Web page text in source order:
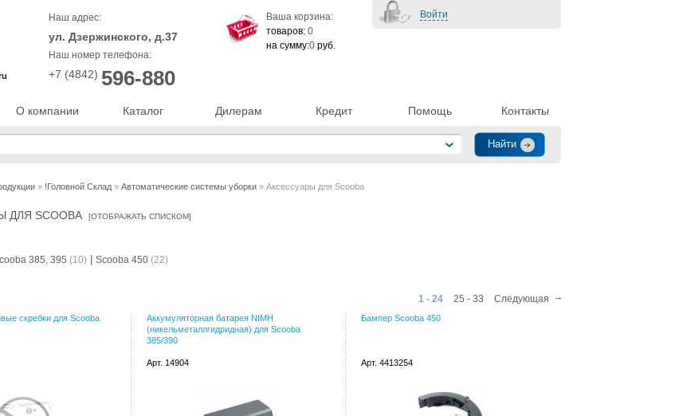
О компании Каталог Дилерам Кредит Помощь Контакты
Наш адрес:
ул. Дзержинского, д.37
Наш номер телефона:
+7 (4842) 596-880
Войти
Ваша корзина:
товаров: 0
на сумму:0 руб.
» !Головной Склад » Автоматические системы уборки » Аксессуары для Scooba
ДЛЯ SCOOBA [ОТОБРАЖАТЬ СПИСКОМ]
385, 395 (10) Scooba 450 (22)
1 - 24 25 - 33 Следующая
скребки для Scooba
Аккумуляторная батарея NIMH
(никельметаллгидридная) для Scooba
385/390
Арт. 14904
Бампер Scooba 450
Арт. 4413254